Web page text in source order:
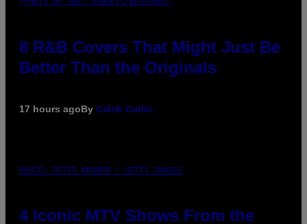
(PHOTO BY EBET ROBERTS/REDFERNS)
8 R&B Covers That Might Just Be
Better Than the Originals
17 hours agoBy Caleb Catlin
PHOTO: PETER KRAMER / GETTY IMAGES
4 Iconic MTV Shows From the